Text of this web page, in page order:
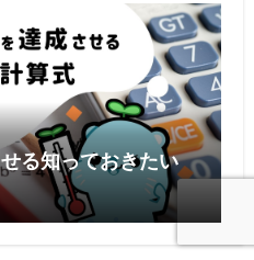
る知っておきたい